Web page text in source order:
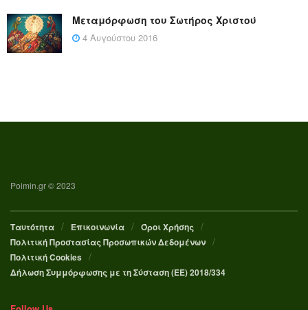
Μεταμόρφωση του Σωτήρος Χριστού
4 Αυγούστου 2016
Poimin.gr © 2023
Ταυτότητα Επικοινωνία
Όροι Χρήσης
Πολιτική Προστασίας Προσωπικών Δεδομένων
Πολιτική Cookies
Δήλωση Συμμόρφωσης με τη Σύσταση (ΕΕ) 2018/334